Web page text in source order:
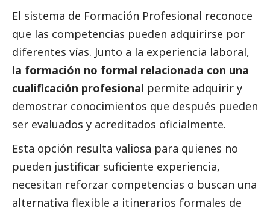
El sistema de Formación Profesional reconoce
que las competencias pueden adquirirse por
diferentes vías. Junto a la experiencia laboral,
la formación no formal relacionada con una
cualificación profesional permite adquirir y
demostrar conocimientos que después pueden
ser evaluados y acreditados oficialmente.
Esta opción resulta valiosa para quienes no
pueden justificar suficiente experiencia,
necesitan reforzar competencias o buscan una
alternativa flexible a itinerarios formales de